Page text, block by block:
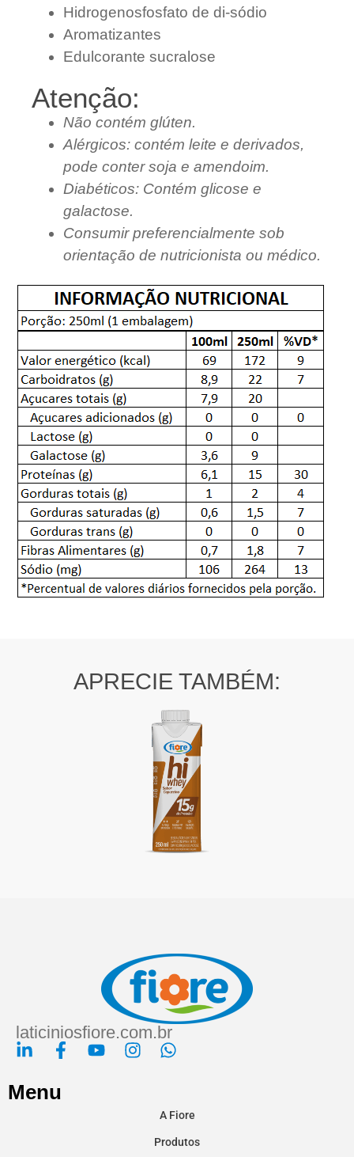
Hidrogenosfosfato de di-sódio
Aromatizantes
Edulcorante sucralose
Atenção:
Não contém glúten.
Alérgicos: contém leite e derivados,
pode conter soja e amendoim.
Diabéticos: Contém glicose e
galactose.
Consumir preferencialmente sob
orientação de nutricionista ou médico.
APRECIE TAMBÉM:
laticiniosfiore.com.br
Menu
A Fiore
Produtos